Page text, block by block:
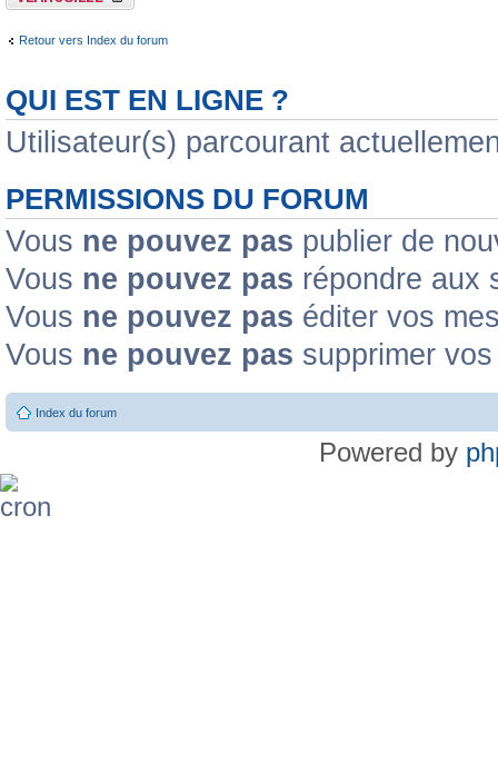
Retour vers Index du forum
QUI EST EN LIGNE ?
Utilisateur(s) parcourant
PERMISSIONS DU FORUM
Vous ne pouvez pas publier de
Vous ne pouvez pas répondre aux
Vous ne pouvez pas éditer vos
Vous ne pouvez pas supprimer
Index du forum
Powered by